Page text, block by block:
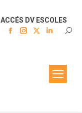
ACCÉS DV ESCOLES
Facebook
Instagram
window
new
window
Linkedin
in
new
window